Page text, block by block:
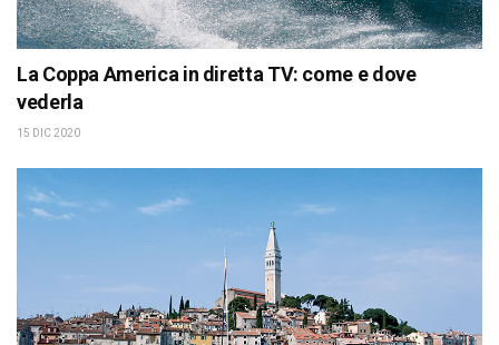
La Coppa America in diretta TV: come e dove
vederla
15 DIC 2020